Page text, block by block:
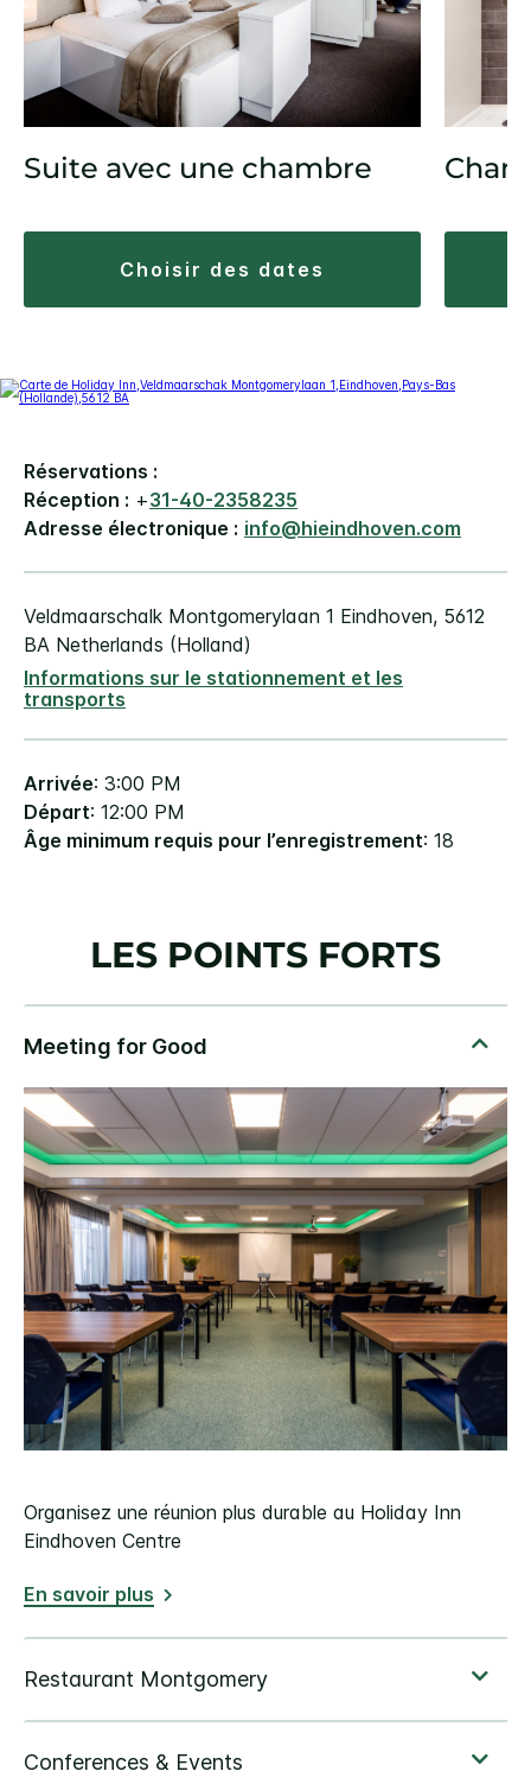
Suite avec une chambre
choisir des dates
Réservations :
Réception : +31-40-2358235
Adresse électronique : info@hieindhoven.com
Veldmaarschalk Montgomerylaan 1 Eindhoven, 5612
BA Netherlands (Holland)
Informations sur le stationnement et les
transports
Arrivée: 3:00 PM
Départ: 12:00 PM
Âge minimum requis pour l’enregistrement: 18
LES POINTS FORTS
Organisez une réunion plus durable au Holiday Inn
Eindhoven Centre
En savoir plus